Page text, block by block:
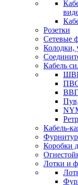
Розетки
Сетевые
Колодки,
Кабель
ПВС
Кабель-
Коробки
Лотки и